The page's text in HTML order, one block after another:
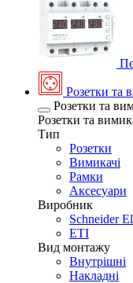
Розетки та
Розетки та
Розетки та
Тип
Розетки
Вимикачі
Рамки
Аксесуари
Виробник
Schneider
ETI
Вид монтажу
Внутрішні
Накладні